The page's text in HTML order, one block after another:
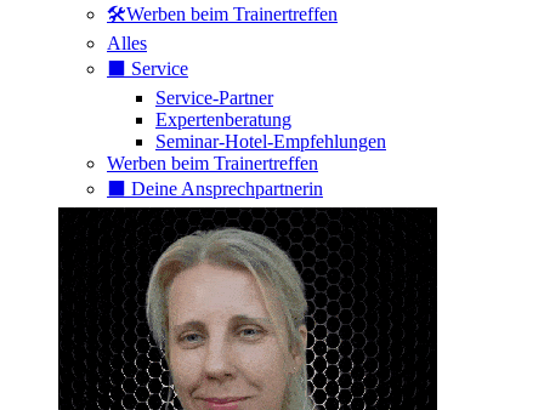
🛠️Werben beim Trainertreffen
Alles
⬛️ Service
Service-Partner
Expertenberatung
Seminar-Hotel-Empfehlungen
Werben beim Trainertreffen
⬛️ Deine Ansprechpartnerin